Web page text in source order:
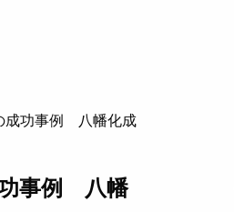
成功事例 八幡化成
功事例 八幡